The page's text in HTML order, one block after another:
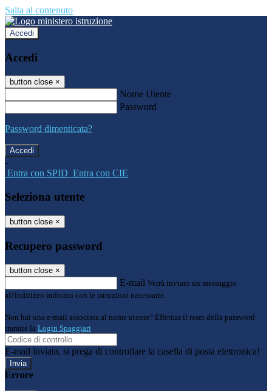
Salta al contenuto
Accedi
Accedi
button close ×
Nome Utente
Password
Password dimenticata?
-
Entra con SPID Entra con CIE
Seleziona utente
button close ×
Recupero password
button close ×
E-mail Verrà inviato un messaggio
all'indirizzo indicato con le istruzioni necessarie.
Non hai una e-mail associata al nome utente? Effettua il reset della password
tramite la Login Spaggiari
E-mail inviata, si prega di controllare la casella di posta elettronica!
Errore